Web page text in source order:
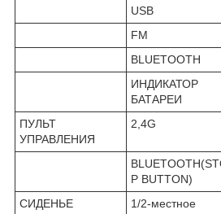
USB
FM
BLUETOOTH
ИНДИКАТОР
БАТАРЕИ
ПУЛЬТ
УПРАВЛЕНИЯ
2,4G
P BUTTON)
СИДЕНЬЕ 1/2-местное